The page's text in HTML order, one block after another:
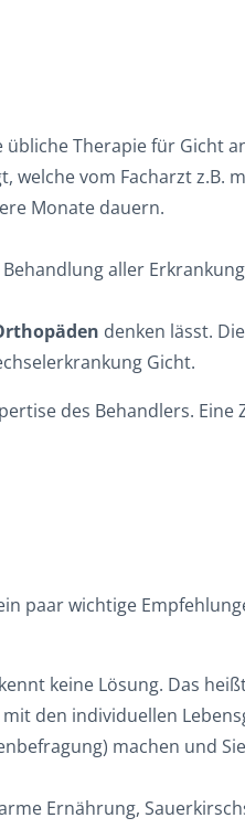
Therapie für Gicht
vom Facharzt z.B.
Monate dauern.
aller
denken lässt.
Gicht.
des Behandlers. Eine
paar wichtige
keine Lösung. Das
den individuellen
machen und
Ernährung,